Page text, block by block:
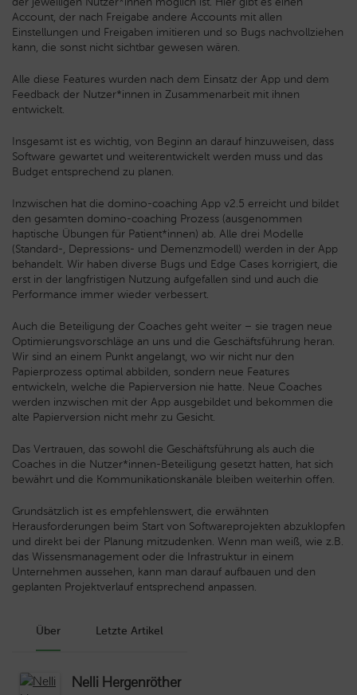
Account, der nach Freigabe andere Accounts mit allen
Einstellungen und Freigaben imitieren und so Bugs nachvollziehen
kann, die sonst nicht sichtbar gewesen wären.
Alle diese Features wurden nach dem Einsatz der App und dem
Feedback der Nutzer*innen in Zusammenarbeit mit ihnen
entwickelt.
Insgesamt ist es wichtig, von Beginn an darauf hinzuweisen, dass
Software gewartet und weiterentwickelt werden muss und das
Budget entsprechend zu planen.
Inzwischen hat die domino-coaching App v2.5 erreicht und bildet
den gesamten domino-coaching Prozess (ausgenommen
haptische Übungen für Patient*innen) ab. Alle drei Modelle
(Standard-, Depressions- und Demenzmodell) werden in der App
behandelt. Wir haben diverse Bugs und Edge Cases korrigiert, die
erst in der langfristigen Nutzung aufgefallen sind und auch die
Performance immer wieder verbessert.
Auch die Beteiligung der Coaches geht weiter – sie tragen neue
Optimierungsvorschläge an uns und die Geschäftsführung heran.
Wir sind an einem Punkt angelangt, wo wir nicht nur den
Papierprozess optimal abbilden, sondern neue Features
entwickeln, welche die Papierversion nie hatte. Neue Coaches
werden inzwischen mit der App ausgebildet und bekommen die
alte Papierversion nicht mehr zu Gesicht.
Das Vertrauen, das sowohl die Geschäftsführung als auch die
Coaches in die Nutzer*innen-Beteiligung gesetzt hatten, hat sich
bewährt und die Kommunikationskanäle bleiben weiterhin offen.
Grundsätzlich ist es empfehlenswert, die erwähnten
Herausforderungen beim Start von Softwareprojekten abzuklopfen
und direkt bei der Planung mitzudenken. Wenn man weiß, wie z.B.
das Wissensmanagement oder die Infrastruktur in einem
Unternehmen aussehen, kann man darauf aufbauen und den
geplanten Projektverlauf entsprechend anpassen.
Über Letzte Artikel
Nelli Hergenröther